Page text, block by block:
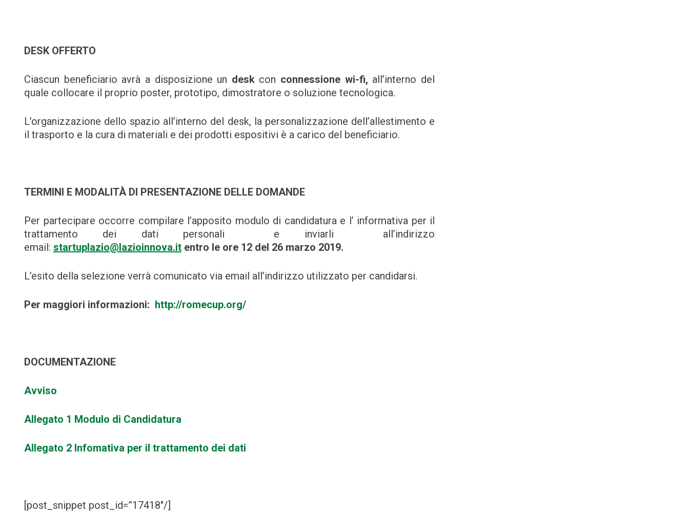
DESK OFFERTO
Ciascun beneficiario avrà a disposizione un desk con connessione wi-fi, all’interno del
quale collocare il proprio poster, prototipo, dimostratore o soluzione tecnologica.
L’organizzazione dello spazio all’interno del desk, la personalizzazione dell’allestimento e
il trasporto e la cura di materiali e dei prodotti espositivi è a carico del beneficiario.
TERMINI E MODALITÀ DI PRESENTAZIONE DELLE DOMANDE
Per partecipare occorre compilare l’apposito modulo di candidatura e l’ informativa per il
trattamento dei dati personali e inviarli all’indirizzo
email: startuplazio@lazioinnova.it entro le ore 12 del 26 marzo 2019.
L’esito della selezione verrà comunicato via email all’indirizzo utilizzato per candidarsi.
Per maggiori informazioni: http://romecup.org/
DOCUMENTAZIONE
Avviso
Allegato 1 Modulo di Candidatura
Allegato 2 Infomativa per il trattamento dei dati
[post_snippet post_id=”17418″/]